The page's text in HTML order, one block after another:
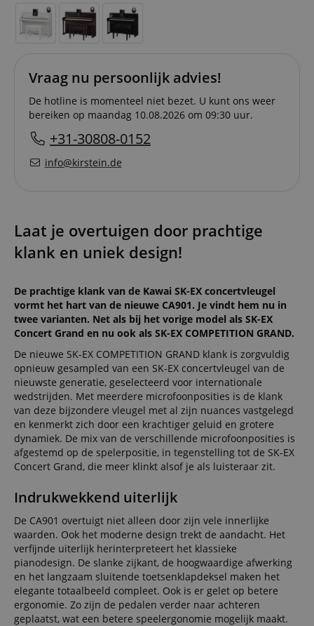
Vraag nu persoonlijk advies!
De hotline is momenteel niet bezet. U kunt ons weer
bereiken op maandag 10.08.2026 om 09:30 uur.
+31-30808-0152
info@kirstein.de
Laat je overtuigen door prachtige
klank en uniek design!
De prachtige klank van de Kawai SK-EX concertvleugel
vormt het hart van de nieuwe CA901. Je vindt hem nu in
twee varianten. Net als bij het vorige model als SK-EX
Concert Grand en nu ook als SK-EX COMPETITION GRAND.
De nieuwe SK-EX COMPETITION GRAND klank is zorgvuldig
opnieuw gesampled van een SK-EX concertvleugel van de
nieuwste generatie, geselecteerd voor internationale
wedstrijden. Met meerdere microfoonposities is de klank
van deze bijzondere vleugel met al zijn nuances vastgelegd
en kenmerkt zich door een krachtiger geluid en grotere
dynamiek. De mix van de verschillende microfoonposities is
afgestemd op de spelerpositie, in tegenstelling tot de SK-EX
Concert Grand, die meer klinkt alsof je als luisteraar zit.
Indrukwekkend uiterlijk
De CA901 overtuigt niet alleen door zijn vele innerlijke
waarden. Ook het moderne design trekt de aandacht. Het
verfijnde uiterlijk herinterpreteert het klassieke
pianodesign. De slanke zijkant, de hoogwaardige afwerking
en het langzaam sluitende toetsenklapdeksel maken het
elegante totaalbeeld compleet. Ook is er gelet op betere
ergonomie. Zo zijn de pedalen verder naar achteren
geplaatst, wat een betere speelergonomie mogelijk maakt.